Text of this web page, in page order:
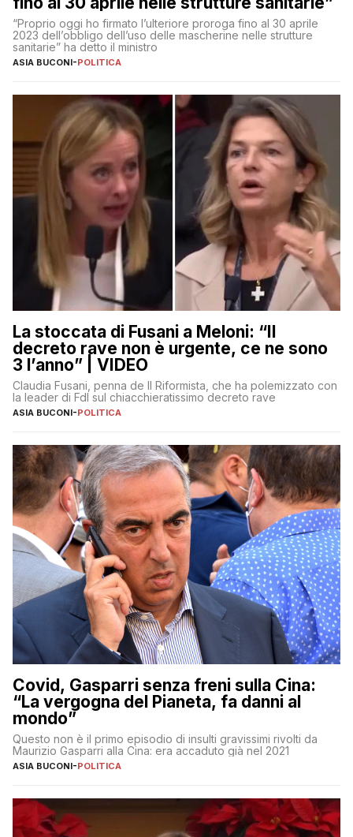
“Proprio oggi ho firmato l’ulteriore proroga fino al 30 aprile
2023 dell’obbligo dell’uso delle mascherine nelle strutture
sanitarie” ha detto il ministro
ASIA BUCONI-POLITICA
La stoccata di Fusani a Meloni: “Il
decreto rave non è urgente, ce ne sono
3 l’anno” | VIDEO
Claudia Fusani, penna de Il Riformista, che ha polemizzato con
la leader di FdI sul chiacchieratissimo decreto rave
ASIA BUCONI-POLITICA
Covid, Gasparri senza freni sulla Cina:
“La vergogna del Pianeta, fa danni al
mondo”
Questo non è il primo episodio di insulti gravissimi rivolti da
Maurizio Gasparri alla Cina: era accaduto già nel 2021
ASIA BUCONI-POLITICA